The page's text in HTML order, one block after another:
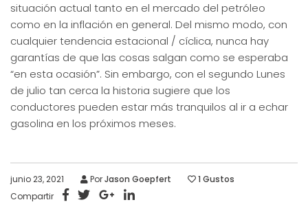
situación actual tanto en el mercado del petróleo
como en la inflación en general. Del mismo modo, con
cualquier tendencia estacional / cíclica, nunca hay
garantías de que las cosas salgan como se esperaba
“en esta ocasión”. Sin embargo, con el segundo Lunes
de julio tan cerca la historia sugiere que los
conductores pueden estar más tranquilos al ir a echar
gasolina en los próximos meses.
junio 23, 2021 PorJason Goepfert 1 Gustos
Compartir